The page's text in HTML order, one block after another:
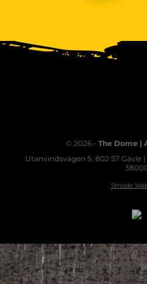
© 2026 - The Dome |
Utanvindsvägen 5, 802 57 Gävle
Smode